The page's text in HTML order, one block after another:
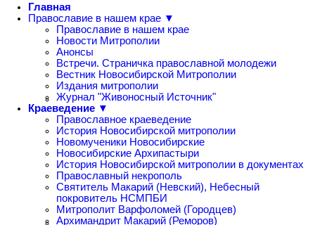
Главная
Православие в нашем крае ▼
Православие в нашем крае
Новости Митрополии
Анонсы
Встречи. Страничка православной молодежи
Вестник Новосибирской Митрополии
Издания митрополии
Журнал "Живоносный Источник"
Краеведение ▼
Православное краеведение
История Новосибирской митрополии
Новомученики Новосибирские
Новосибирские Архипастыри
История Новосибирской митрополии в документах
Православный некрополь
Святитель Макарий (Невский), Небесный
покровитель НСМПБИ
Митрополит Варфоломей (Городцев)
Архимандрит Макарий (Реморов)